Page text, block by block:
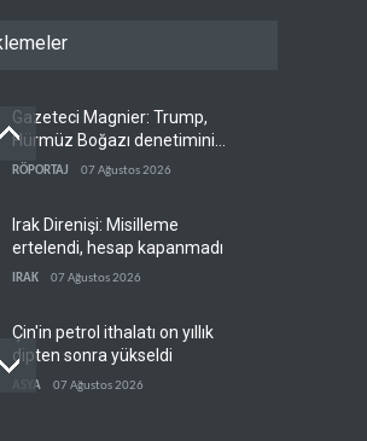
Gazeteci Magnier: Trump,
Hürmüz Boğazı denetimini
doğrudan İran ve Umman'a
RÖPORTAJ 07 Ağustos 2026
Irak Direnişi: Misilleme
ertelendi, hesap kapanmadı
IRAK 07 Ağustos 2026
Çin'in petrol ithalatı on yıllık
dipten sonra yükseldi
ASYA 07 Ağustos 2026